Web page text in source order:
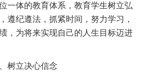
一体的教育体系，教育学生树立弘
遵纪遵法，抓紧时间，努力学习，
，为将来实现自己的人生目标迈进
树立决心信念